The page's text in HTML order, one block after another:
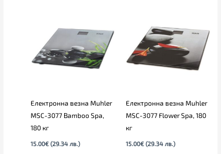
Електронна везна Muhler
MSC-3077 Bamboo Spa,
180 кг
15.00€ (29.34 лв.)
Електронна везна Muhler
MSC-3077 Flower Spa, 180
кг
15.00€ (29.34 лв.)